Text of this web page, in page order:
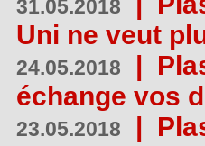
31.05.2018
Uni ne veut
24.05.2018 |
échange vos
23.05.2018 |